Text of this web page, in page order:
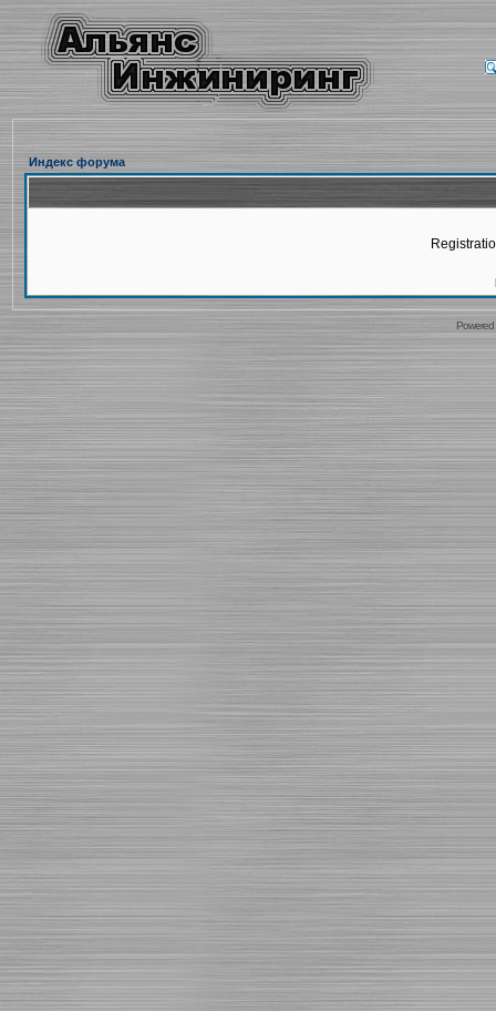
Индекс форума